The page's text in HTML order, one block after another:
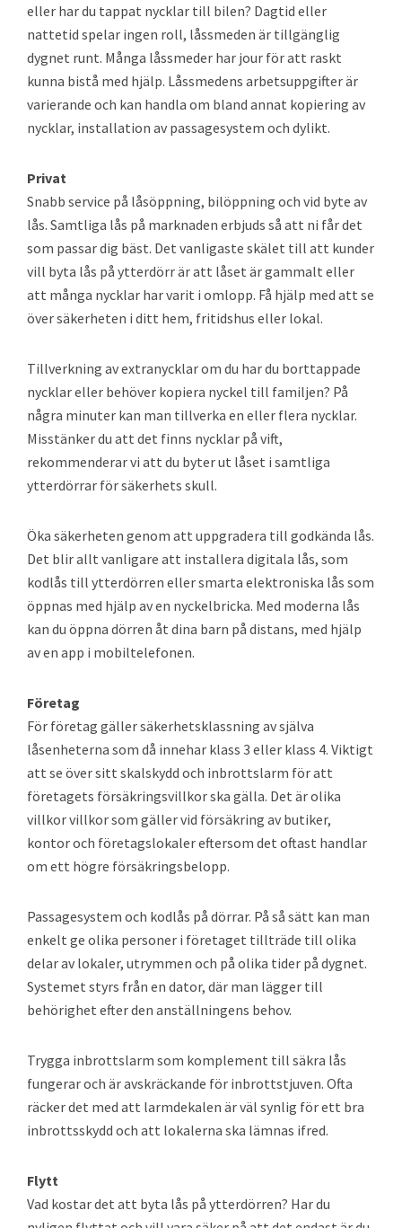
eller har du tappat nycklar till bilen? Dagtid eller
nattetid spelar ingen roll, låssmeden är tillgänglig
dygnet runt. Många låssmeder har jour för att raskt
kunna bistå med hjälp. Låssmedens arbetsuppgifter är
varierande och kan handla om bland annat kopiering av
nycklar, installation av passagesystem och dylikt.
Privat
Snabb service på låsöppning, bilöppning och vid byte av
lås. Samtliga lås på marknaden erbjuds så att ni får det
som passar dig bäst. Det vanligaste skälet till att kunder
vill byta lås på ytterdörr är att låset är gammalt eller
att många nycklar har varit i omlopp. Få hjälp med att se
över säkerheten i ditt hem, fritidshus eller lokal.
Tillverkning av extranycklar om du har du borttappade
nycklar eller behöver kopiera nyckel till familjen? På
några minuter kan man tillverka en eller flera nycklar.
Misstänker du att det finns nycklar på vift,
rekommenderar vi att du byter ut låset i samtliga
ytterdörrar för säkerhets skull.
Öka säkerheten genom att uppgradera till godkända lås.
Det blir allt vanligare att installera digitala lås, som
kodlås till ytterdörren eller smarta elektroniska lås som
öppnas med hjälp av en nyckelbricka. Med moderna lås
kan du öppna dörren åt dina barn på distans, med hjälp
av en app i mobiltelefonen.
Företag
För företag gäller säkerhetsklassning av själva
låsenheterna som då innehar klass 3 eller klass 4. Viktigt
att se över sitt skalskydd och inbrottslarm för att
företagets försäkringsvillkor ska gälla. Det är olika
villkor villkor som gäller vid försäkring av butiker,
kontor och företagslokaler eftersom det oftast handlar
om ett högre försäkringsbelopp.
Passagesystem och kodlås på dörrar. På så sätt kan man
enkelt ge olika personer i företaget tillträde till olika
delar av lokaler, utrymmen och på olika tider på dygnet.
Systemet styrs från en dator, där man lägger till
behörighet efter den anställningens behov.
Trygga inbrottslarm som komplement till säkra lås
fungerar och är avskräckande för inbrottstjuven. Ofta
räcker det med att larmdekalen är väl synlig för ett bra
inbrottsskydd och att lokalerna ska lämnas ifred.
Flytt
Vad kostar det att byta lås på ytterdörren? Har du